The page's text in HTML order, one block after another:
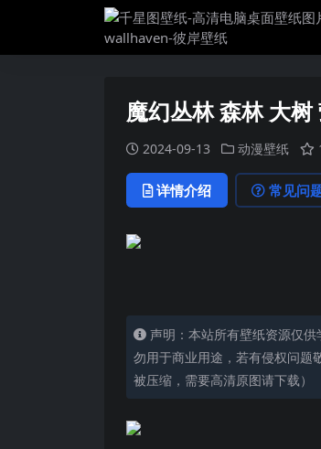
魔幻丛林 森林 大
2024-09-13 动漫壁纸
详情介绍 常见问
声明：本站所有壁纸资源仅
勿用于商业用途，若有侵权问题
被压缩，需要高清原图请下载）